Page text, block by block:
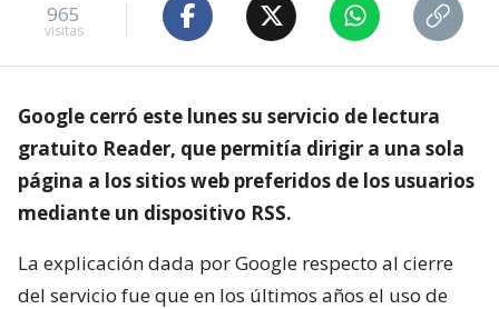
965
visitas
Google cerró este lunes su servicio de lectura
gratuito Reader, que permitía dirigir a una sola
página a los sitios web preferidos de los usuarios
mediante un dispositivo RSS.
La explicación dada por Google respecto al cierre
del servicio fue que en los últimos años el uso de